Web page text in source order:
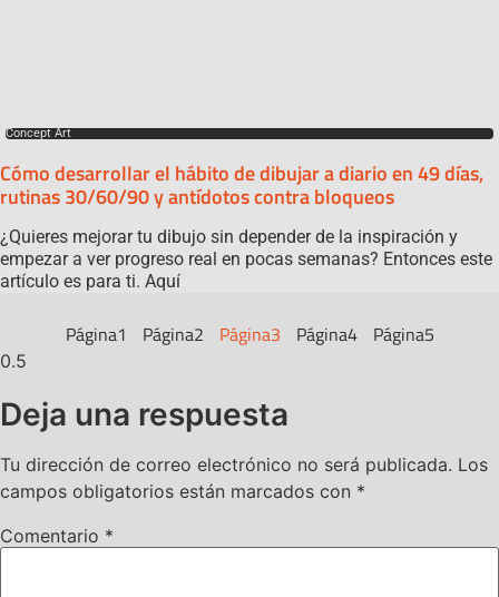
Concept Art
Cómo desarrollar el hábito de dibujar a diario en 49 días,
rutinas 30/60/90 y antídotos contra bloqueos
¿Quieres mejorar tu dibujo sin depender de la inspiración y
empezar a ver progreso real en pocas semanas? Entonces este
artículo es para ti. Aquí
Página1 Página2 Página3 Página4 Página5
Deja una respuesta
Tu dirección de correo electrónico no será publicada. Los
campos obligatorios están marcados con *
Comentario *